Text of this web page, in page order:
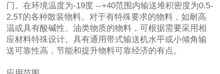
门。在环境温度为-19度 --+40范围内输送堆积密度为0.5-
2.5T的各种散装物料。对于有特殊要求的物料，如耐高
温或具有酸碱性、油类物质的物料，可根据需要采用相
应材料特殊设计。具有通用带式输送机水平或小倾角输
送可靠性高，节能和提升物料可靠经济的有点。